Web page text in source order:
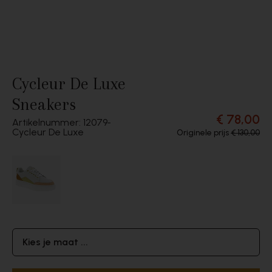
Cycleur De Luxe
Sneakers
Artikelnummer: 12079
Cycleur De Luxe
€ 78,00
Originele prijs€ 130,00
Kies je maat ...